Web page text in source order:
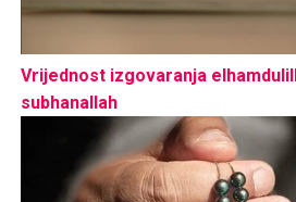
Vrijednost izgovaranja
subhanallah